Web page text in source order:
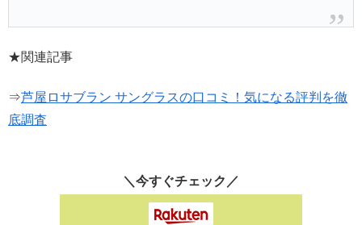
★関連記事
⇒芦屋ロサブラン サングラスの口コミ！気になる評判を徹
底調査
＼今すぐチェック／